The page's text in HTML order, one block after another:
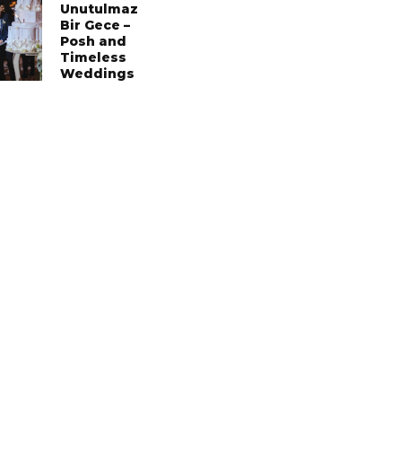
Unutulmaz
Bir Gece –
Posh and
Timeless
Weddings